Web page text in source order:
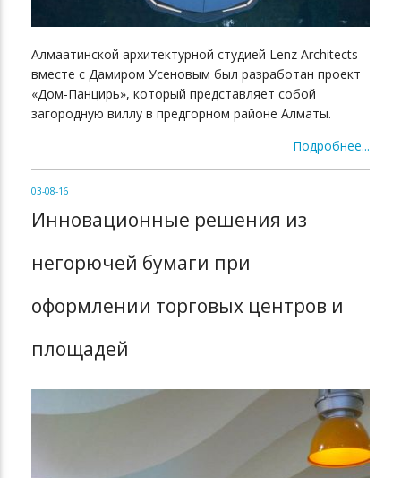
Алмаатинской архитектурной студией Lenz Architects
вместе с Дамиром Усеновым был разработан проект
«Дом-Панцирь», который представляет собой
загородную виллу в предгорном районе Алматы.
Подробнее...
03-08-16
Инновационные решения из
негорючей бумаги при
оформлении торговых центров и
площадей